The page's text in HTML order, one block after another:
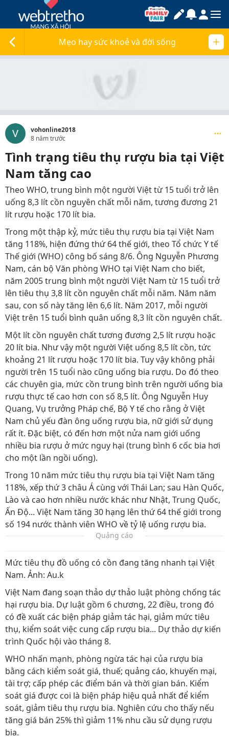
Mẹo hay sức khoẻ và đời sống
V
vohonline2018
8 năm trước
Tình trạng tiêu thụ rượu bia tại Việt
Nam tăng cao
Theo WHO, trung bình một người Việt từ 15 tuổi trở lên
uống 8,3 lít cồn nguyên chất mỗi năm, tương đương 21
lít rượu hoặc 170 lít bia.
Trong một thập kỷ, mức tiêu thụ rượu bia tại Việt Nam
tăng 118%, hiện đứng thứ 64 thế giới, theo Tổ chức Y tế
Thế giới (WHO) công bố sáng 8/6. Ông Nguyễn Phương
Nam, cán bộ Văn phòng WHO tại Việt Nam cho biết,
năm 2005 trung bình một người Việt Nam từ 15 tuổi trở
lên tiêu thụ 3,8 lít cồn nguyên chất mỗi năm. Năm năm
sau, con số này tăng lên 6,6 lít. Năm 2017, mỗi người
Việt trên 15 tuổi bình quân uống 8,3 lít cồn nguyên chất.
Một lít cồn nguyên chất tương đương 2,5 lít rượu hoặc
20 lít bia. Như vậy một người Việt uống 8,5 lít cồn, tức
khoảng 21 lít rượu hoặc 170 lít bia. Tuy vậy không phải
người trên 15 tuổi nào cũng uống bia rượu. Do đó theo
các chuyên gia, mức cồn trung bình trên người uống bia
rượu thực tế cao hơn con số 8,5 lít. Ông Nguyễn Huy
Quang, Vụ trưởng Pháp chế, Bộ Y tế cho rằng ở Việt
Nam chủ yếu đàn ông uống rượu bia, nữ giới sử dụng
rất ít. Đặc biệt, có đến hơn một nửa nam giới uống
nhiều bia rượu ở mức nguy hại (trung bình 6 cốc bia hơi
cho một lần ngồi uống).
Trong 10 năm mức tiêu thụ rượu bia tại Việt Nam tăng
118%, xếp thứ 3 châu Á cùng với Thái Lan; sau Hàn Quốc,
Lào và cao hơn nhiều nước khác như Nhật, Trung Quốc,
Ấn Độ... Việt Nam tăng 30 hạng lên thứ 64 thế giới trong
số 194 nước thành viên WHO về tỷ lệ uống rượu bia.
Quảng cáo
Mức tiêu thụ đồ uống có cồn đang tăng nhanh tại Việt
Nam. Ảnh: Au.k
Việt Nam đang soạn thảo dự thảo luật phòng chống tác
hại rượu bia. Dự luật gồm 6 chương, 22 điều, trong đó
có đề xuất các biện pháp giảm tác hại, giảm mức tiêu
thụ, kiểm soát việc cung cấp rượu bia... Dự thảo dự kiến
trình Quốc hội vào tháng 8.
WHO nhấn mạnh, phòng ngừa tác hại của rượu bia
bằng cách kiểm soát giá, thuế; quảng cáo, khuyến mại,
tài trợ; cấp phép các điểm bán và thời gian bán. Kiểm
soát giá được coi là biện pháp hiệu quả nhất để kiểm
soát, giảm tiêu thụ rượu bia. Nghiên cứu cho thấy nếu
tăng giá bán 25% thì giảm 11% nhu cầu sử dụng rượu
bia.